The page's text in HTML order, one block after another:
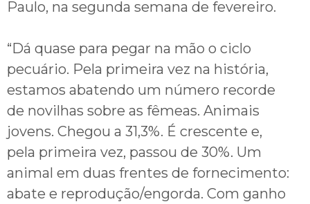
Paulo, na segunda semana de fevereiro.
“Dá quase para pegar na mão o ciclo
pecuário. Pela primeira vez na história,
estamos abatendo um número recorde
de novilhas sobre as fêmeas. Animais
jovens. Chegou a 31,3%. É crescente e,
pela primeira vez, passou de 30%. Um
animal em duas frentes de fornecimento:
abate e reprodução/engorda. Com ganho